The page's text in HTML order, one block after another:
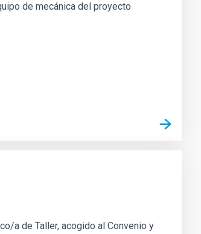
de mecánica del proyecto
a de Taller, acogido al Convenio y